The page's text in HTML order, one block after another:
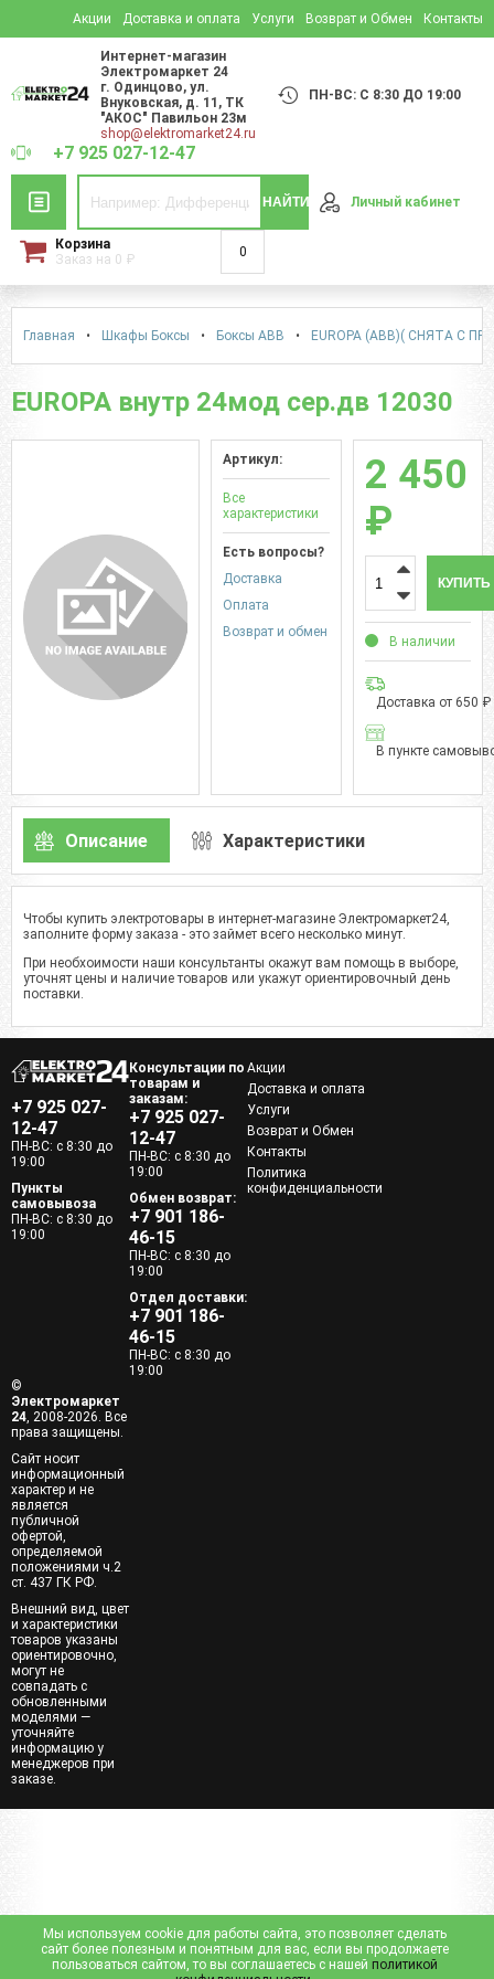
Акции Доставка и оплата Услуги Возврат и Обмен Контакты
Интернет-магазин
Электромаркет 24
г. Одинцово,ул.
Внуковская, д. 11 , ТК
"АКОС" Павильон 23м
shop@elektromarket24.ru
ПН-ВС: С 8:30 ДО 19:00
+7 925 027-12-47
НАЙТИ Личный кабинет
Корзина
Заказ на 0 ₽ 0
Главная • Шкафы Боксы • Боксы АВВ • EUROPA (ABB)( СНЯТА С
EUROPA внутр 24мод сер.дв 12030
Артикул:
Все
характеристики
Есть вопросы?
Доставка
Оплата
Возврат и обмен
2 450
₽
КУПИТЬ
В наличии
Доставка от 650 ₽
В пункте
Описание Характеристики
Чтобы купить электротовары в интернет-магазине Электромаркет24,
заполните форму заказа - это займет всего несколько минут.
При необхоимости наши консультанты окажут вам помощь в выборе,
уточнят цены и наличие товаров или укажут ориентировочный день
поставки.
+7 925 027-
12-47
ПН-ВС: с 8:30 до
19:00
Пункты
самовывоза
ПН-ВС: с 8:30 до
19:00
Консультации по
товарам и
заказам:
+7 925 027-
12-47
ПН-ВС: с 8:30 до
19:00
Обмен возврат:
+7 901 186-
46-15
ПН-ВС: с 8:30 до
19:00
Отдел доставки:
+7 901 186-
46-15
ПН-ВС: с 8:30 до
19:00
Акции
Доставка и оплата
Услуги
Возврат и Обмен
Контакты
Политика
конфиденциальности
©
Электромаркет
24, 2008-2026. Все
права защищены.
Сайт носит
информационный
характер и не
является
публичной
офертой,
определяемой
положениями ч.2
ст. 437 ГК РФ.
Внешний вид, цвет
и характеристики
товаров указаны
ориентировочно,
могут не
совпадать с
обновленными
моделями —
уточняйте
информацию у
менеджеров при
заказе.
Мы используем cookie для работы сайта, это позволяет сделать
сайт более полезным и понятным для вас, если вы продолжаете
пользоваться сайтом, то вы соглашаетесь с нашей политикой